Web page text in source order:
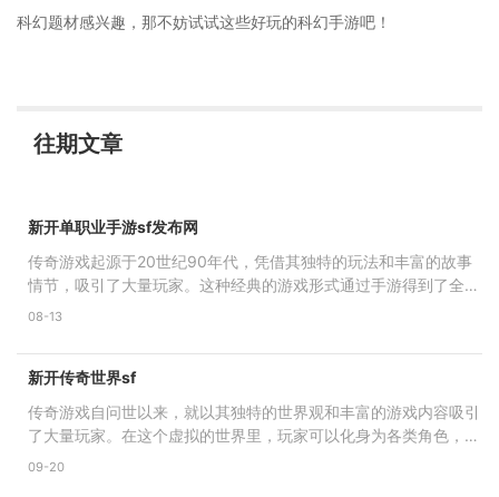
科幻题材感兴趣，那不妨试试这些好玩的科幻手游吧！
往期文章
新开单职业手游sf发布网
传奇游戏起源于20世纪90年代，凭借其独特的玩法和丰富的故事
情节，吸引了大量玩家。这种经典的游戏形式通过手游得到了全新
的诠释。在新开单职业手游
08-13
新开传奇世界sf
传奇游戏自问世以来，就以其独特的世界观和丰富的游戏内容吸引
了大量玩家。在这个虚拟的世界里，玩家可以化身为各类角色，体
验战斗的快感、探索未
09-20